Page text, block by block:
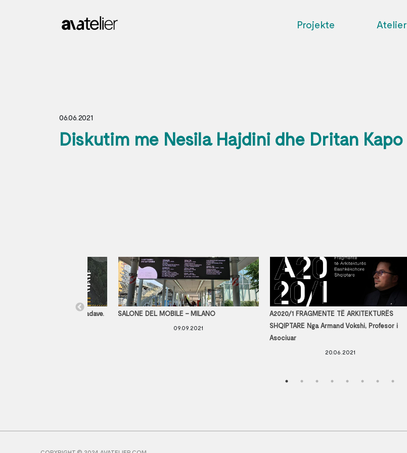
Projekte Atelier
06.06.2021
Diskutim me Nesila Hajdini dhe Dritan Kapo
Historia e Pallatit të Brigadave.
SALONE DEL MOBILE – MILANO
09.09.2021
A2020/1 FRAGMENTE TË ARKITEKTURËS
SHQIPTARE Nga Armand Vokshi, Profesor i
Asociuar
20.06.2021